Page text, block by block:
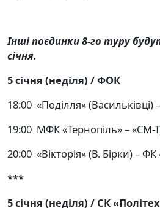
Інші поєдинки 8-го туру
січня.
5 січня (неділя) / ФОК
18:00 «Поділля» (Васильківці)
19:00 МФК «Тернопіль» – «СМ-
20:00 «Вікторія» (В. Бірки) –
***
5 січня (неділя) / СК